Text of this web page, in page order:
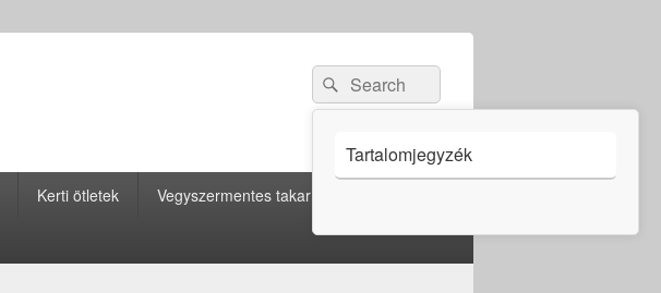
Search
for:
Search
Kerti ötletek Vegyszermentes takarítás
Tartalomjegyzék